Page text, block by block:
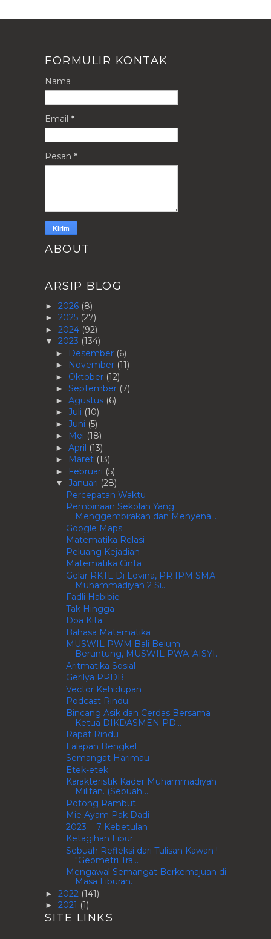
FORMULIR KONTAK
Nama
Email *
Pesan *
ABOUT
ARSIP BLOG
► 2026 (8)
► 2025 (27)
► 2024 (92)
▼ 2023 (134)
► Desember (6)
► November (11)
► Oktober (12)
► September (7)
► Agustus (6)
► Juli (10)
► Juni (5)
► Mei (18)
► April (13)
► Maret (13)
► Februari (5)
▼ Januari (28)
Percepatan Waktu
Pembinaan Sekolah Yang
Menggembirakan dan Menyena...
Google Maps
Matematika Relasi
Peluang Kejadian
Matematika Cinta
Gelar RKTL Di Lovina, PR IPM SMA
Muhammadiyah 2 Si...
Fadli Habibie
Tak Hingga
Doa Kita
Bahasa Matematika
MUSWIL PWM Bali Belum
Beruntung, MUSWIL PWA 'AISYI...
Aritmatika Sosial
Gerilya PPDB
Vector Kehidupan
Podcast Rindu
Bincang Asik dan Cerdas Bersama
Ketua DIKDASMEN PD...
Rapat Rindu
Lalapan Bengkel
Semangat Harimau
Etek-etek
Karakteristik Kader Muhammadiyah
Militan. (Sebuah ...
Potong Rambut
Mie Ayam Pak Dadi
2023 = 7 Kebetulan
Ketagihan Libur
Sebuah Refleksi dari Tulisan Kawan !
"Geometri Tra...
Mengawal Semangat Berkemajuan di
Masa Liburan.
► 2022 (141)
► 2021 (1)
SITE LINKS